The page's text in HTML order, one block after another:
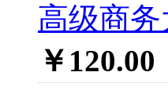
高级商
￥120.00